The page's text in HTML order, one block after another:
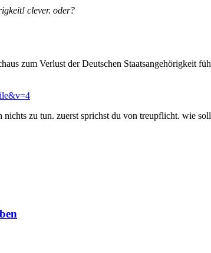
clever. oder?
zum Verlust der Deutschen Staatsangehörigkeit
zu tun. zuerst sprichst du von treupflicht. wie